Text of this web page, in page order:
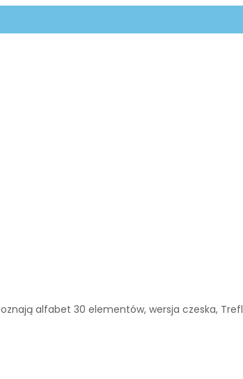
alfabet 30 elementów, wersja czeska, Trefl